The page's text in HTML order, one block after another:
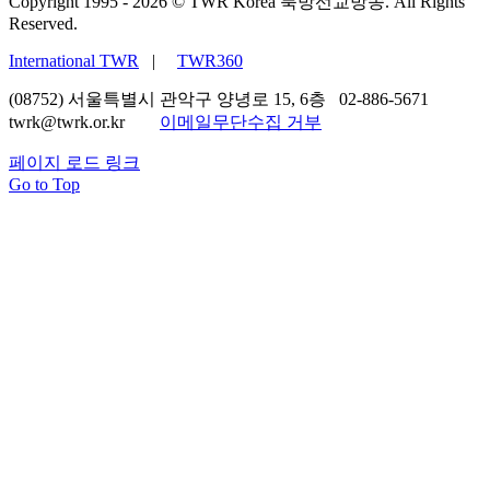
Reserved.
International TWR
| TWR360
(08752) 서울특별시 관악구 양녕로 15, 6층 02-886-5671
twrk@twrk.or.kr 이메일무단수집 거부
페이지 로드 링크
Go to Top